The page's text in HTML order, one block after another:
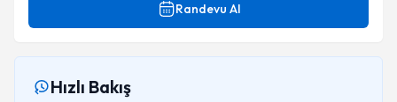
Randevu Al
Hızlı Bakış